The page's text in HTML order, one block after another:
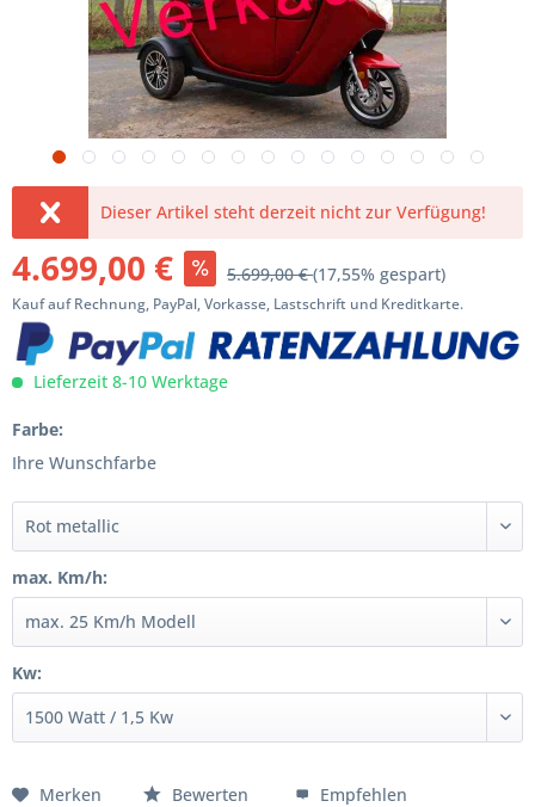
Dieser Artikel steht derzeit nicht zur Verfügung!
4.699,00 € 5.699,00 €(17,55% gespart)
Kauf auf Rechnung, PayPal, Vorkasse, Lastschrift und Kreditkarte.
Lieferzeit 8-10 Werktage
Farbe:
Ihre Wunschfarbe
max. Km/h:
Kw:
Merken Bewerten Empfehlen